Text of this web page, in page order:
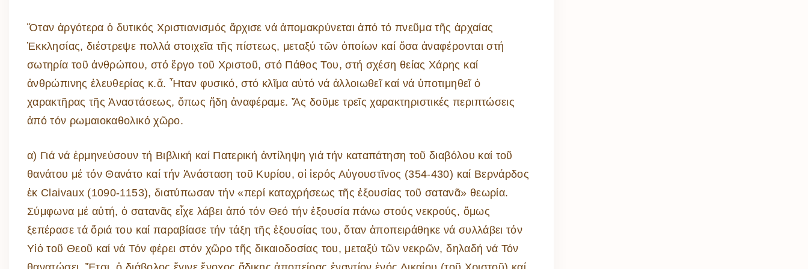
Ὅταν ἀργότερα ὁ δυτικός Χριστιανισμός ἄρχισε νά ἀπομακρύνεται ἀπό τό πνεῦμα τῆς ἀρχαίας
Ἐκκλησίας, διέστρεψε πολλά στοιχεῖα τῆς πίστεως, μεταξύ τῶν ὁποίων καί ὅσα ἀναφέρονται στή
σωτηρία τοῦ ἀνθρώπου, στό ἔργο τοῦ Χριστοῦ, στό Πάθος Του, στή σχέση θείας Χάρης καί
ἀνθρώπινης ἐλευθερίας κ.ἄ. Ἦταν φυσικό, στό κλῖμα αὐτό νά ἀλλοιωθεῖ καί νά ὑποτιμηθεῖ ὁ
χαρακτῆρας τῆς Ἀναστάσεως, ὅπως ἤδη ἀναφέραμε. Ἄς δοῦμε τρεῖς χαρακτηριστικές περιπτώσεις
ἀπό τόν ρωμαιοκαθολικό χῶρο.
α) Γιά νά ἑρμηνεύσουν τή Βιβλική καί Πατερική ἀντίληψη γιά τήν καταπάτηση τοῦ διαβόλου καί τοῦ
θανάτου μέ τόν Θανάτο καί τήν Ἀνάσταση τοῦ Κυρίου, οἱ ἱερός Αὐγουστῖνος (354-430) καί Βερνάρδος
ἐκ Claivaux (1090-1153), διατύπωσαν τήν «περί καταχρήσεως τῆς ἐξουσίας τοῦ σατανᾶ» θεωρία.
Σύμφωνα μέ αὐτή, ὁ σατανᾶς εἶχε λάβει ἀπό τόν Θεό τήν ἐξουσία πάνω στούς νεκρούς, ὅμως
ξεπέρασε τά ὅριά του καί παραβίασε τήν τάξη τῆς ἐξουσίας του, ὅταν ἀποπειράθηκε νά συλλάβει τόν
Υἱό τοῦ Θεοῦ καί νά Τόν φέρει στόν χῶρο τῆς δικαιοδοσίας του, μεταξύ τῶν νεκρῶν, δηλαδή νά Τόν